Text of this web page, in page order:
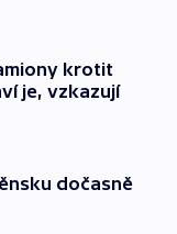
krotit
je, vzkazují
dočasně